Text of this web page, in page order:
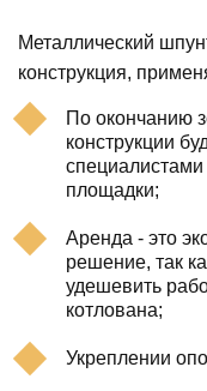
Металлический
конструкция,
По окончанию
конструкции
специалистами
площадки;
Аренда - это
решение, так
удешевить
котлована;
Укреплении